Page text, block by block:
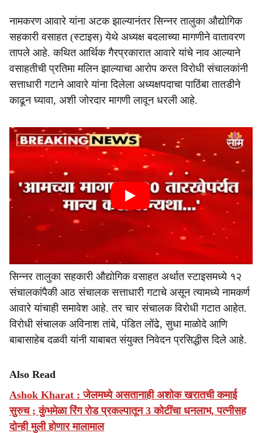
नामकरण आवारे यांना अटक झाल्यानंतर सिन्नर तालुका औद्योगिक
सहकारी वसाहत (स्टाइस) येथे अध्यक्ष बदलाच्या मागणीने वातावरण
तापले आहे. कथित आर्थिक गैरप्रकारात आवारे यांचे नाव आल्याने
वसाहतीची प्रतिमा मलिन झाल्याचा आरोप करत विरोधी संचालकांनी
सत्ताधारी गटाने आवारे यांना दिलेला अध्यक्षपदाचा पाठिंबा तातडीने
काढून घ्यावा, अशी जोरदार मागणी लावून धरली आहे.
सिन्नर तालुका सहकारी औद्योगिक वसाहत अर्थात स्टाइसमध्ये १२
संचालकांपैकी आठ संचालक सत्ताधारी गटाचे असून त्यामध्ये नामकर्ण
आवारे यांचाही समावेश आहे. तर चार संचालक विरोधी गटात आहेत.
विरोधी संचालक अविनाश तांबे, पंडित लोंढे, सुधा माळोदे आणि
बाबासाहेब दळवी यांनी याबाबत संयुक्त निवेदन प्रसिद्धीस दिले आहे.
Also Read
Ashok Kharat : जेलमध्ये असतानाही अशोक खरातची कमाई
सुरुच ; कुंभमेळा रिंग रोड प्रकल्पातून 3 कोटींचा धनलाभ, पत्नीसह
दोन्ही मुली होणार मालामाल